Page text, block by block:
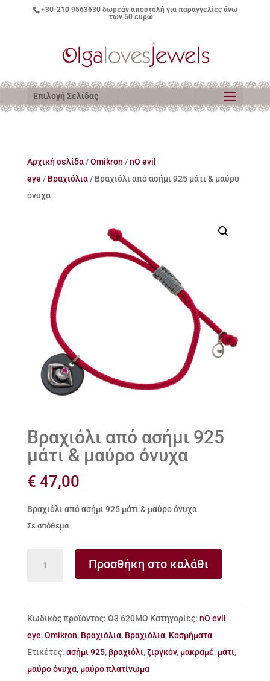
+30-210 9563630δωρεάν αποστολή για παραγγελίες άνω
των 50 ευρώ
Επιλογή Σελίδας
Αρχική σελίδα/Omikron /nO evil
eye / Βραχιόλια/ Βραχιόλι από ασήμι 925 μάτι & μαύρο
όνυχα
Βραχιόλι από ασήμι 925
μάτι & μαύρο όνυχα
€ 47,00
Βραχιόλι από ασήμι 925 μάτι & μαύρο όνυχα
Σε απόθεμα
925
μάτι
&
μαύρο
όνυχα
Προσθήκη στο καλάθι
Κωδικός προϊόντος: Ο3 620ΜΟ Κατηγορίες: nO evil
eye,Omikron, Βραχιόλια, Βραχιόλια, Κοσμήματα
Ετικέτες: ασήμι 925, βραχιόλι,ζιργκόν, μακραμέ, μάτι,
μαύρο όνυχα, μαύρο πλατίνωμα